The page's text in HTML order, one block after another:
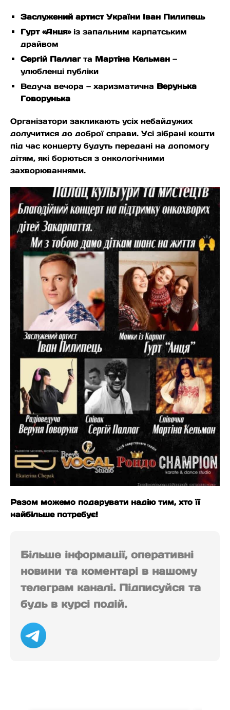
Заслужений артист України Іван Пилипець
Гурт «Анця»із запальним карпатським
драйвом
Сергій Паллагта Мартіна Кельман —
улюбленці публіки
Ведуча вечора — харизматична Верунька
Говорунька
Організатори закликають усіх небайдужих
долучитися до доброї справи. Усі зібрані кошти
під час концерту будуть передані на допомогу
дітям, які борються з онкологічними
захворюваннями.
Разом можемо подарувати надію тим, хто її
найбільше потребує!
Більше інформації, оперативні
новини та коментарі в нашому
телеграм каналі. Підписуйся та
будь в курсі подій.